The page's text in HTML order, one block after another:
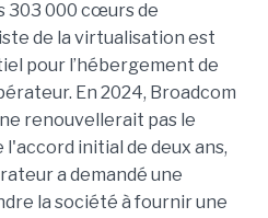
303 000 cœurs de
de la virtualisation est
pour l’hébergement de
En 2024, Broadcom
renouvellerait pas le
initial de deux ans,
a demandé une
la société à fournir une